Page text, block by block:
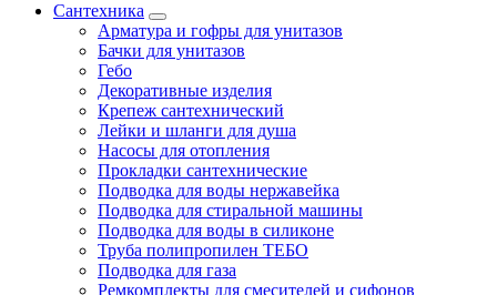
Сантехника
Арматура и гофры для унитазов
Бачки для унитазов
Гебо
Декоративные изделия
Крепеж сантехнический
Лейки и шланги для душа
Насосы для отопления
Прокладки сантехнические
Подводка для воды нержавейка
Подводка для стиральной машины
Подводка для воды в силиконе
Труба полипропилен ТЕБО
Подводка для газа
Ремкомплекты для смесителей и сифонов